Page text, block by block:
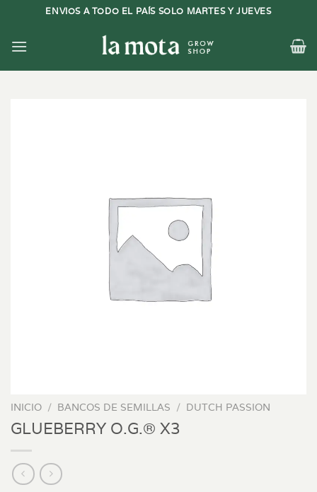
contenido
ENVIOS A TODO EL PAÍS SOLO MARTES Y JUEVES
INICIO / BANCOS DE SEMILLAS / DUTCH PASSION
GLUEBERRY O.G.® X3